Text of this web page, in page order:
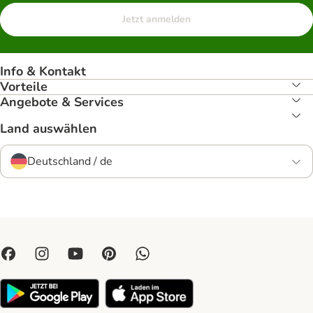
Jetzt anmelden
Info & Kontakt
Vorteile
Angebote & Services
Land auswählen
Deutschland / de